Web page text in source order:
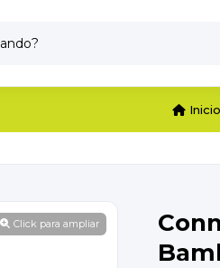
Inicio
Click para ampliar